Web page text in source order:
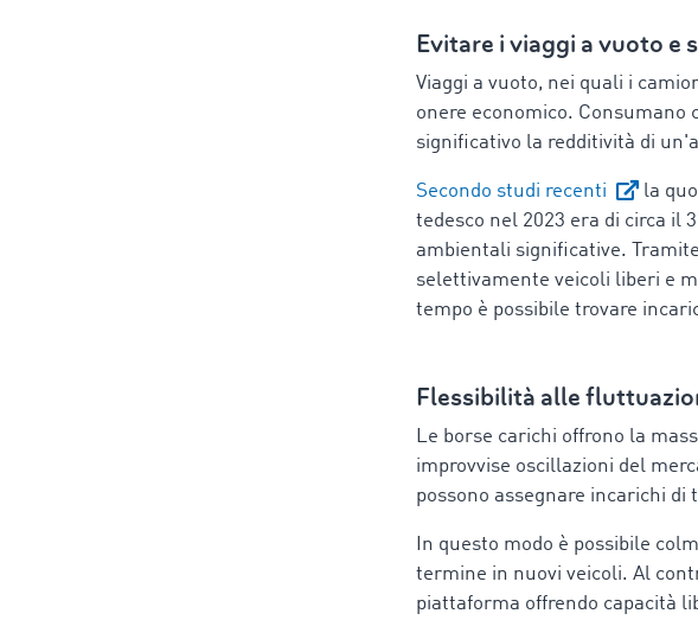
Evitare i viaggi a vuoto
Viaggi a vuoto, nei quali i
onere economico. Consumano
significativo la redditività di
Secondo studi recenti
la
tedesco nel 2023 era di circa il
ambientali significative.
selettivamente veicoli liberi e
tempo è possibile trovare
Flessibilità alle
Le borse carichi offrono la
improvvise oscillazioni del
possono assegnare incarichi
In questo modo è possibile
termine in nuovi veicoli. Al
piattaforma offrendo capacità